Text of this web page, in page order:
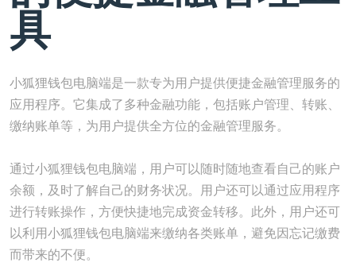
具
小狐狸钱包电脑端是一款专为用户提供便捷金融管理服务的
应用程序。它集成了多种金融功能，包括账户管理、转账、
缴纳账单等，为用户提供全方位的金融管理服务。
通过小狐狸钱包电脑端，用户可以随时随地查看自己的账户
余额，及时了解自己的财务状况。用户还可以通过应用程序
进行转账操作，方便快捷地完成资金转移。此外，用户还可
以利用小狐狸钱包电脑端来缴纳各类账单，避免因忘记缴费
而带来的不便。